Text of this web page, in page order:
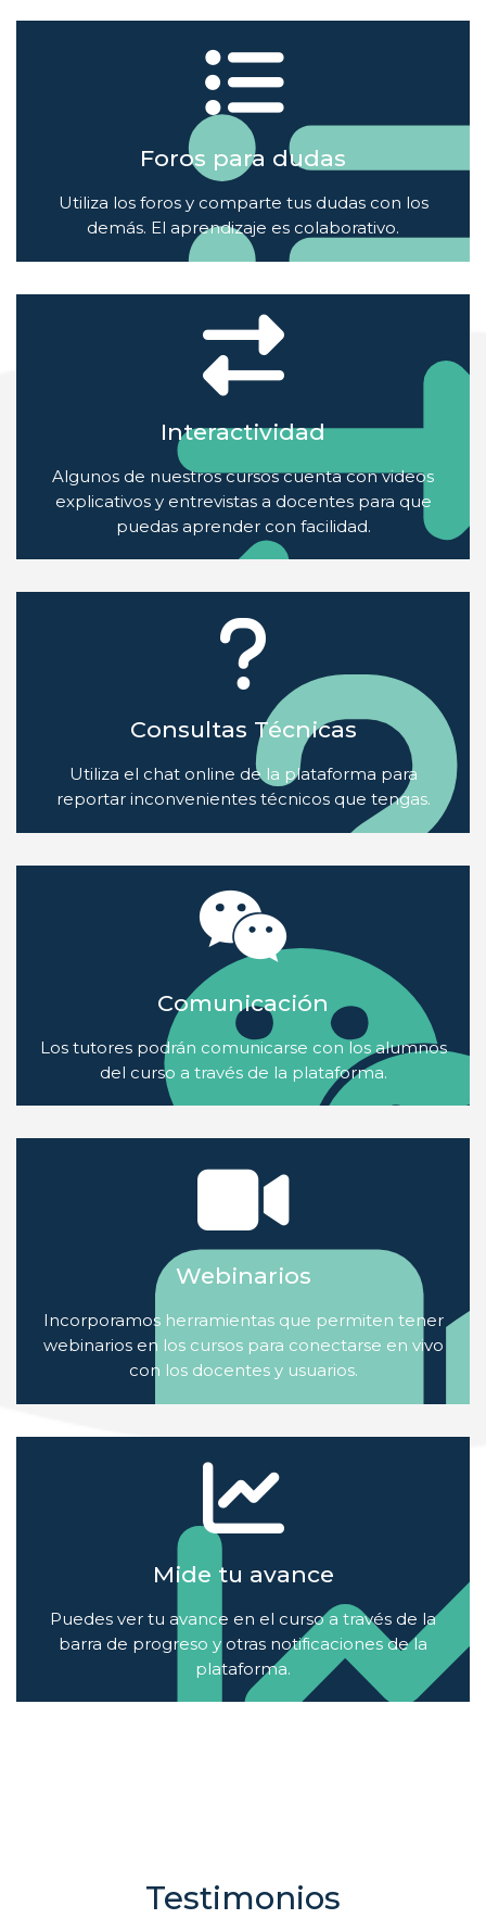
Foros para dudas
Utiliza los foros y comparte tus dudas con los
demás. El aprendizaje es colaborativo.
Interactividad
Algunos de nuestros cursos cuenta con videos
explicativos y entrevistas a docentes para que
puedas aprender con facilidad.
Consultas Técnicas
Utiliza el chat online de la plataforma para
reportar inconvenientes técnicos que tengas.
Comunicación
Los tutores podrán comunicarse con los alumnos
del curso a través de la plataforma.
Webinarios
Incorporamos herramientas que permiten tener
webinarios en los cursos para conectarse en vivo
con los docentes y usuarios.
Mide tu avance
Puedes ver tu avance en el curso a través de la
barra de progreso y otras notificaciones de la
plataforma.
Testimonios